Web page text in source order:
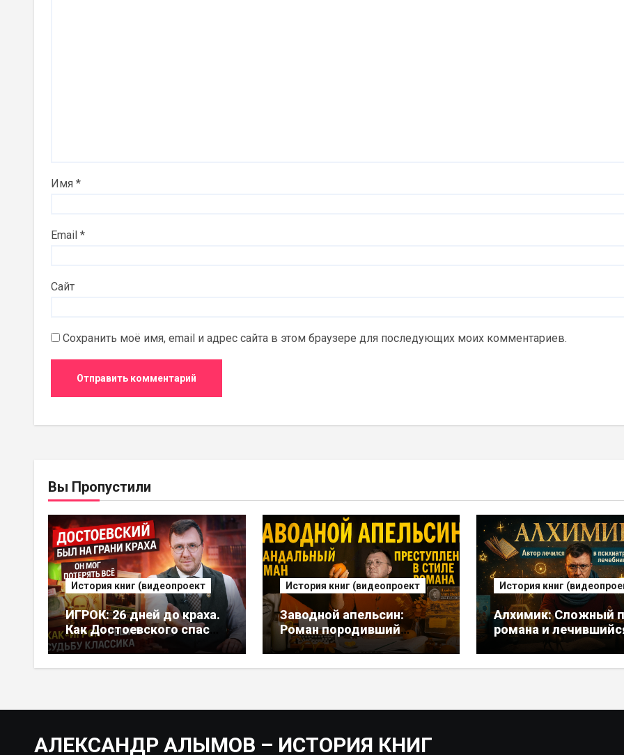
Имя *
Email *
Сайт
Сохранить моё имя, email и адрес сайта в этом браузере для последующих моих комментариев.
Вы Пропустили
История книг (видеопроект
ИГРОК: 26 дней до краха.
Как Достоевского спас
роман. Он мог потерять
все, но это стало его
История книг (видеопроект
Заводной апельсин:
Роман породивший
подражателей-убийц.
Автор писал его, думая,
История книг
Алхимик: Сложный
романа и
психбольнице автор
АЛЕКСАНДР АЛЫМОВ – ИСТОРИЯ КНИГ